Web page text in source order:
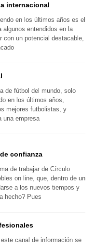
internacional
en los últimos años es el
entendidos en la
con un potencial destacable,
de fútbol del mundo, solo
en los últimos años,
mejores futbolistas, y
una empresa
confianza
de trabajar de Círculo
on line, que, dentro de un
a los nuevos tiempos y
hecho? Pues
canal de información se